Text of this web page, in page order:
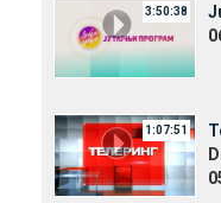
3:50:38
1:07:51